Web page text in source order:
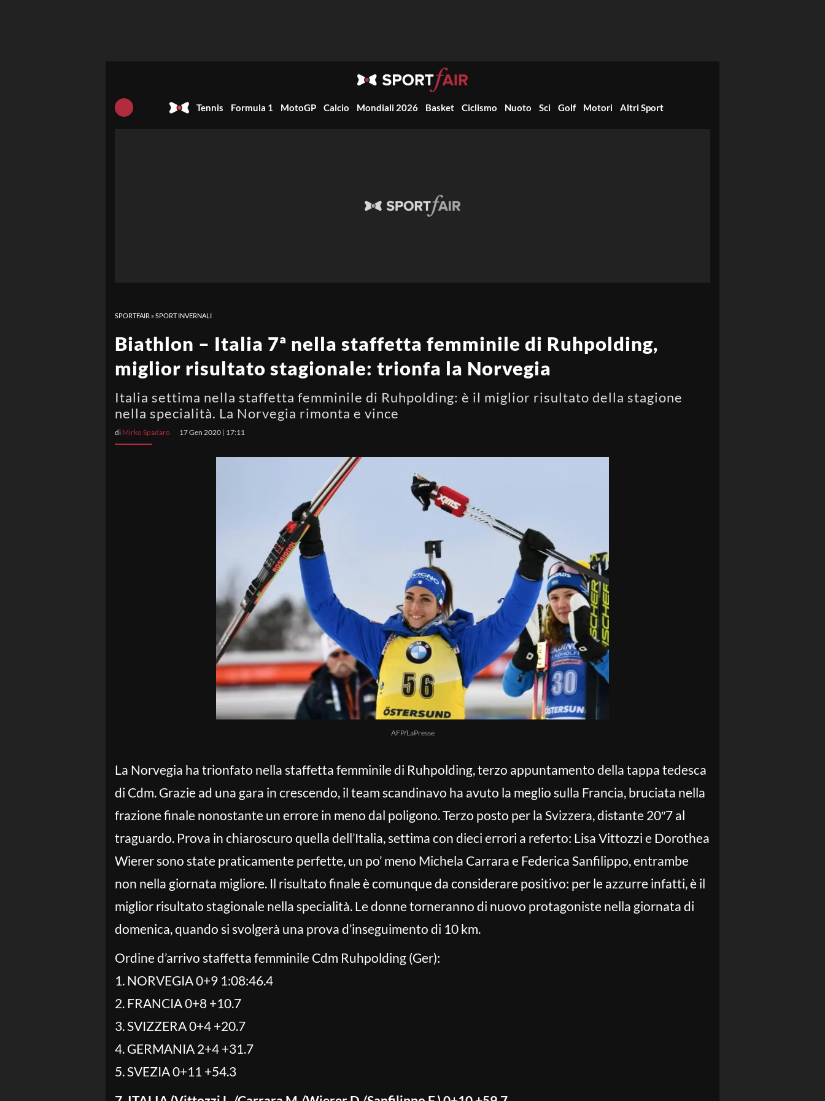
Tennis Formula 1 MotoGP Calcio Mondiali 2026 Basket Ciclismo Nuoto Sci Golf Motori Altri Sport
SPORTFAIR »SPORT INVERNALI
Biathlon – Italia 7ª nella staffetta femminile di Ruhpolding,
miglior risultato stagionale: trionfa la Norvegia
Italia settima nella staffetta femminile di Ruhpolding: è il miglior risultato della stagione
nella specialità. La Norvegia rimonta e vince
di Mirko Spadaro 17 Gen 2020 | 17:11
AFP/LaPresse
La Norvegia ha trionfato nella staffetta femminile di Ruhpolding, terzo appuntamento della tappa tedesca
di Cdm. Grazie ad una gara in crescendo, il team scandinavo ha avuto la meglio sulla Francia, bruciata nella
frazione finale nonostante un errore in meno dal poligono. Terzo posto per la Svizzera, distante 20″7 al
traguardo. Prova in chiaroscuro quella dell’Italia, settima con dieci errori a referto: Lisa Vittozzi e Dorothea
Wierer sono state praticamente perfette, un po’ meno Michela Carrara e Federica Sanfilippo, entrambe
non nella giornata migliore. Il risultato finale è comunque da considerare positivo: per le azzurre infatti, è il
miglior risultato stagionale nella specialità. Le donne torneranno di nuovo protagoniste nella giornata di
domenica, quando si svolgerà una prova d’inseguimento di 10 km.
Ordine d’arrivo staffetta femminile Cdm Ruhpolding (Ger):
1. NORVEGIA 0+9 1:08:46.4
2. FRANCIA 0+8 +10.7
3. SVIZZERA 0+4 +20.7
4. GERMANIA 2+4 +31.7
5. SVEZIA 0+11 +54.3